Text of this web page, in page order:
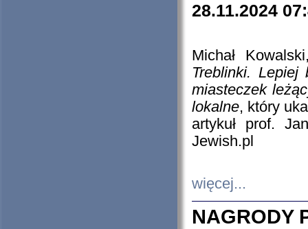
28.11.2024
Michał
Treblinki. Lepiej
miasteczek
lokalne, który
artykuł prof.
Jewish.pl
więcej...
NAGRODY